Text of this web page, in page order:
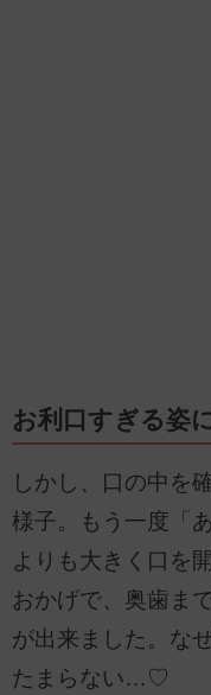
お利口すぎる姿
しかし、口の中を
様子。もう一度「
よりも大きく口を
おかげで、奥歯ま
が出来ました。な
たまらない…♡